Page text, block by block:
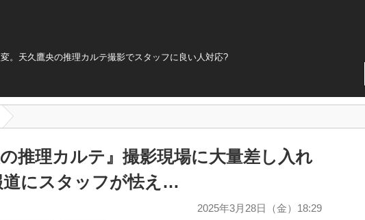
。天久鷹央の推理カルテ撮影でスタッフに良い人対応?
推理カルテ』撮影現場に大量差し入れ
にスタッフが怯え…
2025年3月28日（金）18:29